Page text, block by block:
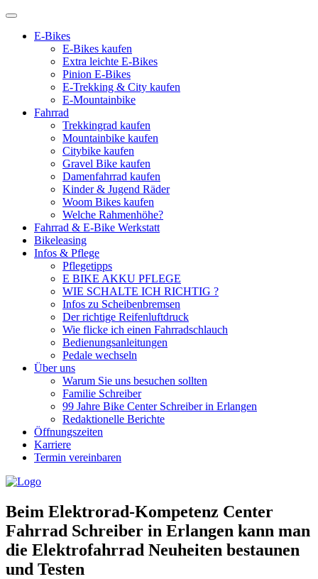
E-Bikes
E-Bikes kaufen
Extra leichte E-Bikes
Pinion E-Bikes
E-Trekking & City kaufen
E-Mountainbike
Fahrrad
Trekkingrad kaufen
Mountainbike kaufen
Citybike kaufen
Gravel Bike kaufen
Damenfahrrad kaufen
Kinder & Jugend Räder
Woom Bikes kaufen
Welche Rahmenhöhe?
Fahrrad & E-Bike Werkstatt
Bikeleasing
Infos & Pflege
Pflegetipps
E BIKE AKKU PFLEGE
WIE SCHALTE ICH RICHTIG ?
Infos zu Scheibenbremsen
Der richtige Reifenluftdruck
Wie flicke ich einen Fahrradschlauch
Bedienungsanleitungen
Pedale wechseln
Über uns
Warum Sie uns besuchen sollten
Familie Schreiber
99 Jahre Bike Center Schreiber in Erlangen
Redaktionelle Berichte
Öffnungszeiten
Karriere
Termin vereinbaren
Beim Elektrorad-Kompetenz Center
Fahrrad Schreiber in Erlangen kann man
die Elektrofahrrad Neuheiten bestaunen
und Testen